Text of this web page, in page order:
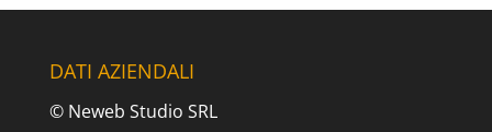
DATI AZIENDALI
© Neweb Studio SRL